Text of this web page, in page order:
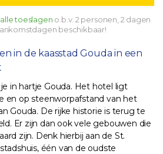
toeslagen o.b.v. 2 personen, 2 dagen
beschikbaar!
in de kaasstad Gouda in een
in hartje Gouda. Het hotel ligt
en op steenworpafstand van het
Gouda. De rijke historie is terug te
Er zijn dan ook vele gebouwen die
zijn. Denk hierbij aan de St.
één van de oudste